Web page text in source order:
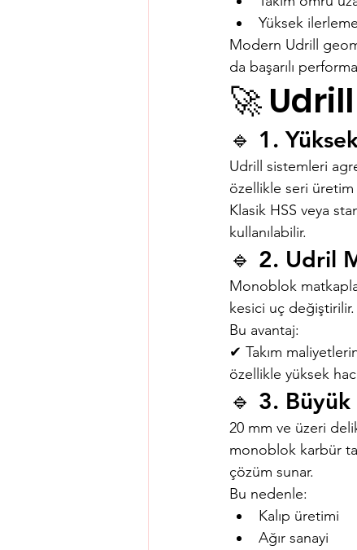
Yüksek
Modern Udrill
da başarılı
🚀
🔹 1.
Udrill sistemleri
özellikle seri
Klasik HSS veya
kullanılabilir.
🔹 2. Udril
Monoblok
kesici uç değiştirilir.
Bu avantaj:
✔ Takım
özellikle yüksek
🔹 3.
20 mm ve üzeri
monoblok karbür
çözüm sunar.
Bu nedenle:
Kalıp üretimi
Ağır sanayi